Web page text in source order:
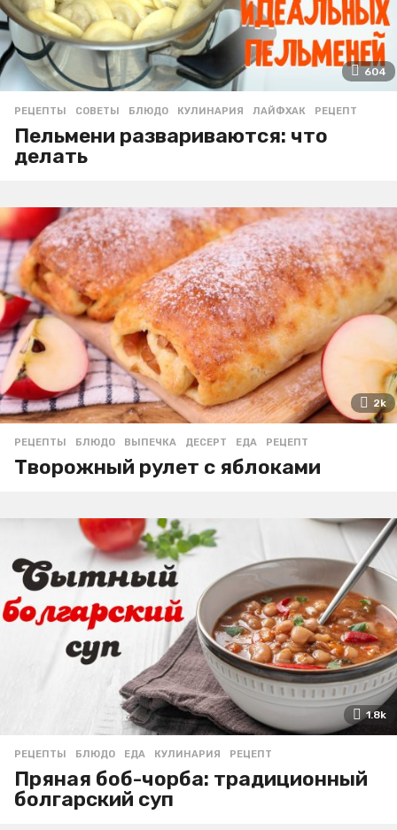
604
РЕЦЕПТЫ ,СОВЕТЫ БЛЮДО ,КУЛИНАРИЯ ,ЛАЙФХАК ,РЕЦЕПТ
Пельмени развариваются: что
делать
2k
РЕЦЕПТЫ БЛЮДО ,ВЫПЕЧКА ,ДЕСЕРТ ,ЕДА ,РЕЦЕПТ
Творожный рулет с яблоками
1.8k
РЕЦЕПТЫ БЛЮДО ,ЕДА ,КУЛИНАРИЯ ,РЕЦЕПТ
Пряная боб-чорба: традиционный
болгарский суп